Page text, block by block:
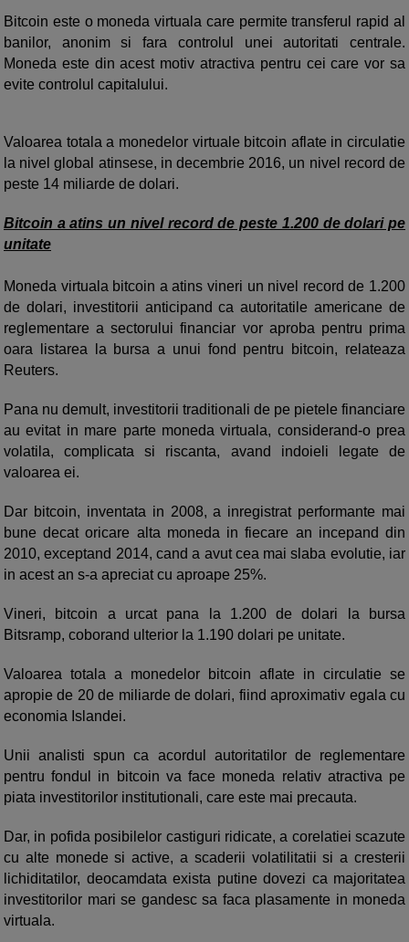
Bitcoin este o moneda virtuala care permite transferul rapid al
banilor, anonim si fara controlul unei autoritati centrale.
Moneda este din acest motiv atractiva pentru cei care vor sa
evite controlul capitalului.
Valoarea totala a monedelor virtuale bitcoin aflate in circulatie
la nivel global atinsese, in decembrie 2016, un nivel record de
peste 14 miliarde de dolari.
Bitcoin a atins un nivel record de peste 1.200 de dolari pe
unitate
Moneda virtuala bitcoin a atins vineri un nivel record de 1.200
de dolari, investitorii anticipand ca autoritatile americane de
reglementare a sectorului financiar vor aproba pentru prima
oara listarea la bursa a unui fond pentru bitcoin, relateaza
Reuters.
Pana nu demult, investitorii traditionali de pe pietele financiare
au evitat in mare parte moneda virtuala, considerand-o prea
volatila, complicata si riscanta, avand indoieli legate de
valoarea ei.
Dar bitcoin, inventata in 2008, a inregistrat performante mai
bune decat oricare alta moneda in fiecare an incepand din
2010, exceptand 2014, cand a avut cea mai slaba evolutie, iar
in acest an s-a apreciat cu aproape 25%.
Vineri, bitcoin a urcat pana la 1.200 de dolari la bursa
Bitsramp, coborand ulterior la 1.190 dolari pe unitate.
Valoarea totala a monedelor bitcoin aflate in circulatie se
apropie de 20 de miliarde de dolari, fiind aproximativ egala cu
economia Islandei.
Unii analisti spun ca acordul autoritatilor de reglementare
pentru fondul in bitcoin va face moneda relativ atractiva pe
piata investitorilor institutionali, care este mai precauta.
Dar, in pofida posibilelor castiguri ridicate, a corelatiei scazute
cu alte monede si active, a scaderii volatilitatii si a cresterii
lichiditatilor, deocamdata exista putine dovezi ca majoritatea
investitorilor mari se gandesc sa faca plasamente in moneda
virtuala.